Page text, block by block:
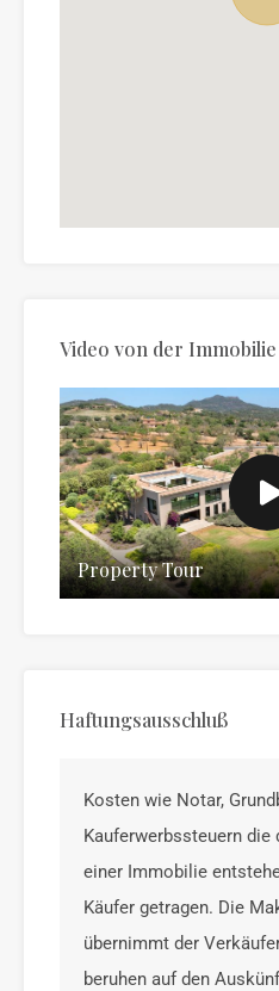
Video von der Immobilie
Property Tour
Haftungsausschluß
Kosten wie Notar,
Kauferwerbssteuern die
einer Immobilie
Käufer getragen. Die
übernimmt der
beruhen auf den